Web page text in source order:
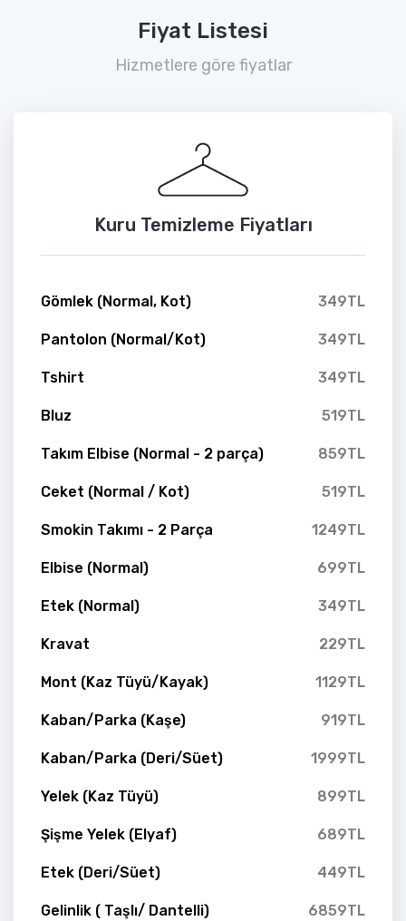
Fiyat Listesi
Hizmetlere göre fiyatlar
Kuru Temizleme Fiyatları
Gömlek (Normal, Kot) 349TL
Pantolon (Normal/Kot) 349TL
Tshirt 349TL
Bluz 519TL
Takım Elbise (Normal - 2 parça) 859TL
Ceket (Normal / Kot) 519TL
Smokin Takımı - 2 Parça 1249TL
Elbise (Normal) 699TL
Etek (Normal) 349TL
Kravat 229TL
Mont (Kaz Tüyü/Kayak) 1129TL
Kaban/Parka (Kaşe) 919TL
Kaban/Parka (Deri/Süet) 1999TL
Yelek (Kaz Tüyü) 899TL
Şişme Yelek (Elyaf) 689TL
Etek (Deri/Süet) 449TL
Gelinlik ( Taşlı/ Dantelli) 6859TL